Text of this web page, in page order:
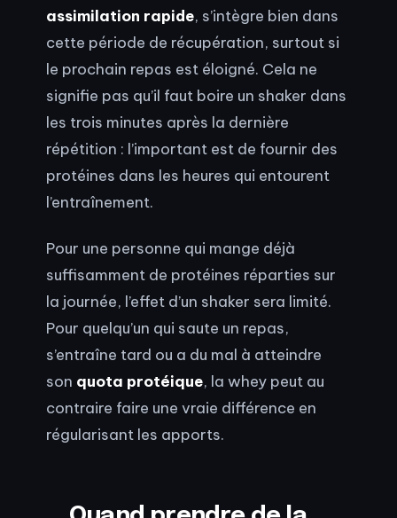
assimilation rapide, s’intègre bien dans
cette période de récupération, surtout si
le prochain repas est éloigné. Cela ne
signifie pas qu’il faut boire un shaker dans
les trois minutes après la dernière
répétition : l’important est de fournir des
protéines dans les heures qui entourent
l’entraînement.
Pour une personne qui mange déjà
suffisamment de protéines réparties sur
la journée, l’effet d’un shaker sera limité.
Pour quelqu’un qui saute un repas,
s’entraîne tard ou a du mal à atteindre
son quota protéique, la whey peut au
contraire faire une vraie différence en
régularisant les apports.